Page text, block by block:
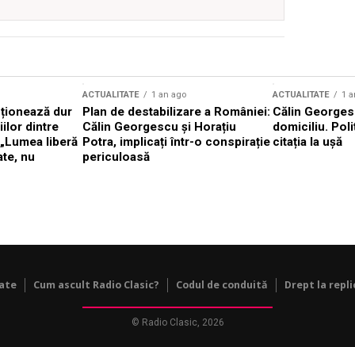
dur
dintre
liberă
nu
ACTUALITATE 1 an ago
Plan de destabilizare a României:
Călin Georgescu și Horațiu
Potra, implicați într-o conspirație
periculoasă
ACTUALITATE 1
Călin
domiciliu.
citația la ușă
Cum ascult Radio Clasic? Codul de conduită Drept la
© Radio Clasic, 2026